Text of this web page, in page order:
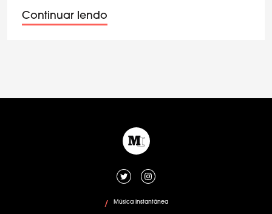
Continuar lendo
/ Música instantânea